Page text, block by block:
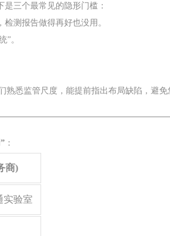
三个最常见的隐形门槛：
测报告做得再好也没用。
”。
熟悉监管尺度，能提前指出布局缺陷，避
：
商)
实验室